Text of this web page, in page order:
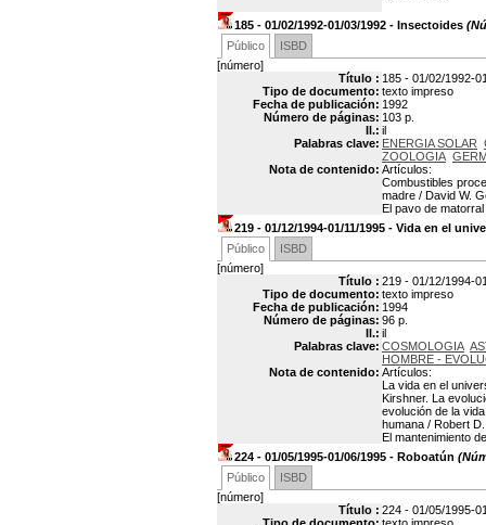
185 - 01/02/1992-01/03/1992 - Insectoides
Público
ISBD
[número]
Título : 185 - 01/02/1992-
Tipo de documento: texto impreso
Fecha de publicación: 1992
Número de páginas: 103 p.
Il.: il
Palabras clave: ENERGIA SOLAR
ZOOLOGIA
Nota de contenido: Artículos:
Combustibles
madre / David W.
El pavo de
219 - 01/12/1994-01/11/1995 - Vida en el
Público
ISBD
[número]
Título : 219 - 01/12/1994-
Tipo de documento: texto impreso
Fecha de publicación: 1994
Número de páginas: 96 p.
Il.: il
Palabras clave: COSMOLOGIA
HOMBRE -
Nota de contenido: Artículos:
La vida en el
Kirshner. La
evolución de la
humana / Robert
El mantenimiento
224 - 01/05/1995-01/06/1995 - Roboatún
Público
ISBD
[número]
Título : 224 - 01/05/1995-